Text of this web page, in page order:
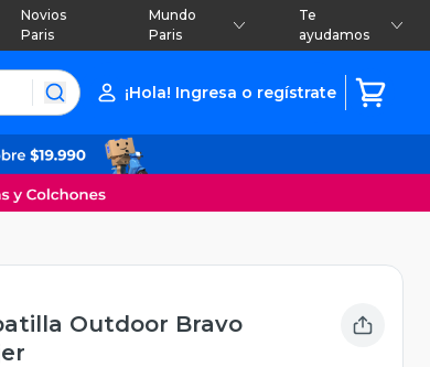
Novios
Paris
Mundo
Paris
Te
ayudamos
¡Hola! Ingresa o regístrate
Outdoor Bravo